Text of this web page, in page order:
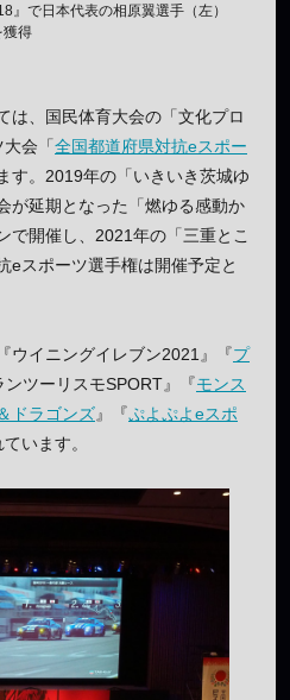
』で日本代表の相原翼選手（左）
獲得
は、国民体育大会の「文化プロ
会「全国都道府県対抗eスポー
す。2019年の「いきいき茨城ゆ
が延期となった「燃ゆる感動か
で開催し、2021年の「三重とこ
eスポーツ選手権は開催予定と
ウイニングイレブン2021』『プ
ンツーリスモSPORT』『モンス
ドラゴンズ』『ぷよぷよeスポ
います。